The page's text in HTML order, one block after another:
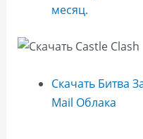
месяц.
Скачать Битва
Mail Облака